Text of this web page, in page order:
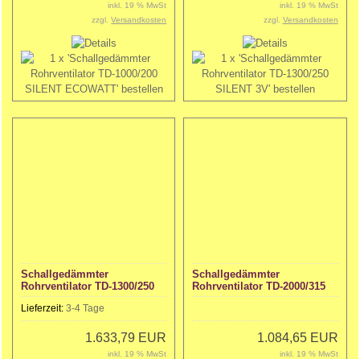
inkl. 19 % MwSt
zzgl.Versandkosten
inkl. 19 % MwSt
zzgl. Versandkosten
Schallgedämmter
Rohrventilator TD-1300/250
SILENT ECOWATT
Lieferzeit: 3-4 Tage
1.633,79 EUR
inkl. 19 % MwSt
Schallgedämmter
Rohrventilator TD-2000/315
SILENT 3V
1.084,65 EUR
inkl. 19 % MwSt